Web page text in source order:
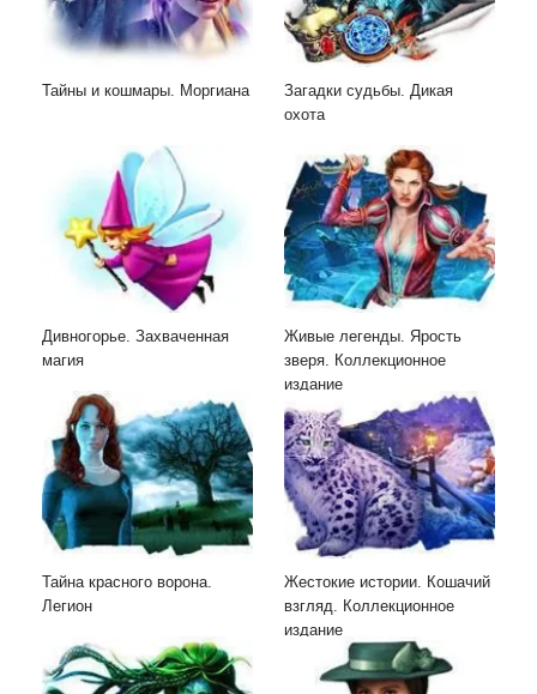
Тайны и кошмары. Моргиана
Загадки судьбы. Дикая
охота
Дивногорье. Захваченная
магия
Живые легенды. Ярость
зверя. Коллекционное
издание
Тайна красного ворона.
Легион
Жестокие истории. Кошачий
взгляд. Коллекционное
издание